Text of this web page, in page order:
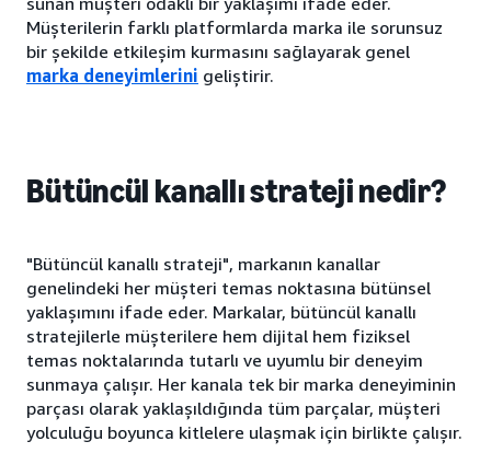
Müşterilerin farklı platformlarda marka ile sorunsuz
bir şekilde etkileşim kurmasını sağlayarak genel
marka deneyimlerini geliştirir.
Bütüncül kanallı strateji nedir?
"Bütüncül kanallı strateji", markanın kanallar
genelindeki her müşteri temas noktasına bütünsel
yaklaşımını ifade eder. Markalar, bütüncül kanallı
stratejilerle müşterilere hem dijital hem fiziksel
temas noktalarında tutarlı ve uyumlu bir deneyim
sunmaya çalışır. Her kanala tek bir marka deneyiminin
parçası olarak yaklaşıldığında tüm parçalar, müşteri
yolculuğu boyunca kitlelere ulaşmak için birlikte çalışır.